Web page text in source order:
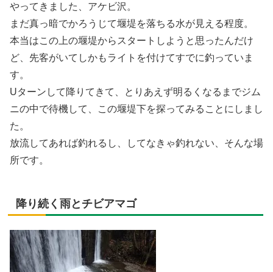
やってきました、アケビ沢。
まだ真っ暗でかろうじて堰堤を落ちる水が見える程度。
本当はこの上の堰堤からスタートしようと思ったんだけ
ど、先客がいてしかもライトを付けてすでに釣っていま
す。
Uターンして降りてきて、とりあえず明るくなるまでジム
ニの中で待機して、この堰堤下を探ってみることにしまし
た。
放流してあれば釣れるし、してなきゃ釣れない、そんな場
所です。
降り続く雨とチビアマゴ